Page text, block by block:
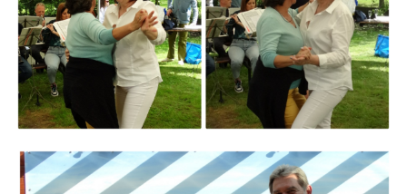
Branding
ARMCHAIR